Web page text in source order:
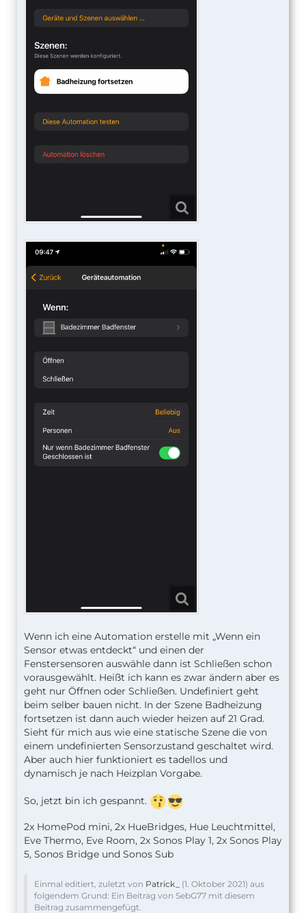
Wenn ich eine Automation erstelle mit „Wenn ein
Sensor etwas entdeckt“ und einen der
Fenstersensoren auswähle dann ist Schließen schon
vorausgewählt. Heißt ich kann es zwar ändern aber es
geht nur Öffnen oder Schließen. Undefiniert geht
beim selber bauen nicht. In der Szene Badheizung
fortsetzen ist dann auch wieder heizen auf 21 Grad.
Sieht für mich aus wie eine statische Szene die von
einem undefinierten Sensorzustand geschaltet wird.
Aber auch hier funktioniert es tadellos und
dynamisch je nach Heizplan Vorgabe.
So, jetzt bin ich gespannt.
2x HomePod mini, 2x HueBridges, Hue Leuchtmittel,
Eve Thermo, Eve Room, 2x Sonos Play 1, 2x Sonos Play
5, Sonos Bridge und Sonos Sub
Einmal editiert, zuletzt von Patrick_ (1. Oktober 2021) aus
folgendem Grund: Ein Beitrag von SebG77 mit diesem
Beitrag zusammengefügt.